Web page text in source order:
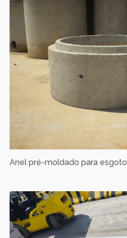
Anel pré-moldado para esgoto